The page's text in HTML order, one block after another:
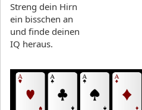
Streng dein Hirn
ein bisschen an
und finde deinen
IQ heraus.